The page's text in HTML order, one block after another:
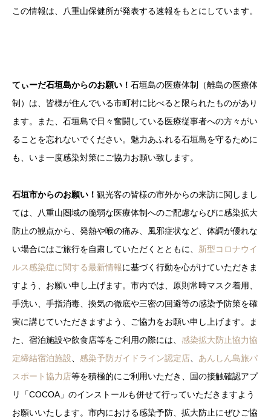
この情報は、八重山保健所が発表する速報をもとにしています。
てぃーだ石垣島からのお願い！ 石垣島の医療体制（離島の医療体
制）は、皆様が住んでいる市町村に比べると限られたものがあり
ます。また、石垣島で日々奮闘している医療従事者への方々がい
ることを忘れないでください。魅力あふれる石垣島を守るために
も、いま一度感染対策にご協力お願い致します。
石垣市からのお願い！ 観光客の皆様の市外からの来訪に関しまし
ては、八重山圏域の脆弱な医療体制へのご配慮ならびに感染拡大
防止の観点から、発熱や喉の痛み、風邪症状など、体調が優れな
い場合にはご旅行を自粛していただくとともに、 新型コロナウイ
ルス感染症に関する最新情報に基づく行動を心がけていただきま
すよう、お願い申し上げます。市内では、原則常時マスク着用、
手洗い、手指消毒、換気の徹底や三密の回避等の感染予防策を確
実に講じていただきますよう、ご協力をお願い申し上げます。ま
た、宿泊施設や飲食店等をご利用の際には、 感染拡大防止協力協
定締結宿泊施設
感染予防ガイドライン認定店
あんしん島旅パ
スポート協力店等を積極的にご利用いただき、国の接触確認アプ
リ「COCOA」のインストールも併せて行っていただきますよう
お願いいたします。市内における感染予防、拡大防止にぜひご協